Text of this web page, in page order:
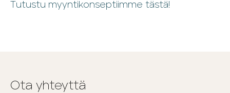
Tutustu myyntikonseptiimme tästä!
Ota yhteyttä